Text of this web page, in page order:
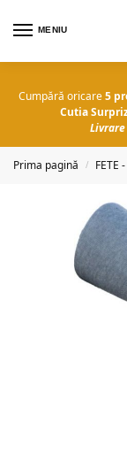
MENIU
Cumpără oricare5
Cutia
Prima pagină / FETE